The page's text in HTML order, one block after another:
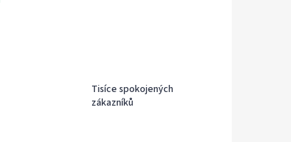
Tisíce spokojených
zákazníků